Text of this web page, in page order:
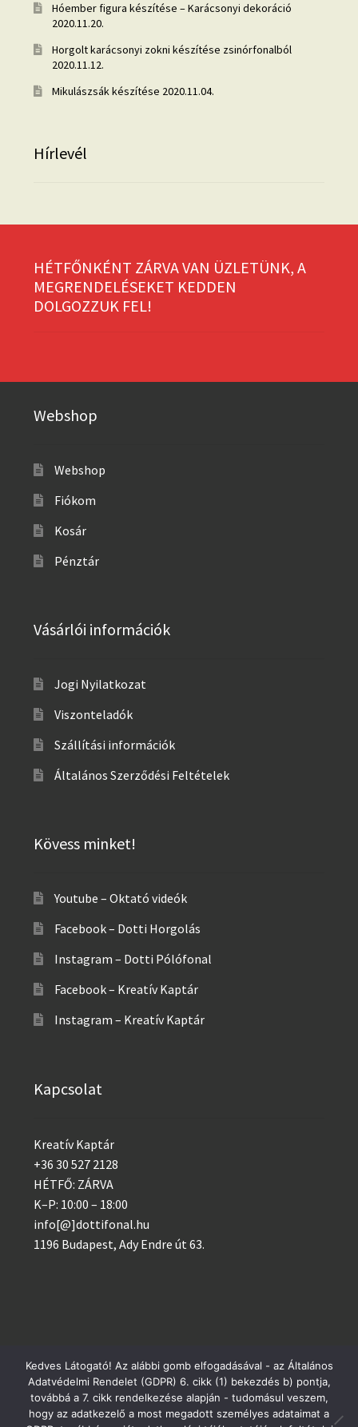
Postai csomagküldés szerdánként, GLS minden nap!
Bezárás
Hóember figura készítése – Karácsonyi dekoráció
2020.11.20.
Horgolt karácsonyi zokni készítése zsinórfonalból
2020.11.12.
Mikulászsák készítése 2020.11.04.
Hírlevél
HÉTFŐNKÉNT ZÁRVA VAN ÜZLETÜNK, A
MEGRENDELÉSEKET KEDDEN
DOLGOZZUK FEL!
Webshop
Webshop
Fiókom
Kosár
Pénztár
Vásárlói információk
Jogi Nyilatkozat
Viszonteladók
Szállítási információk
Általános Szerződési Feltételek
Kövess minket!
Youtube – Oktató videók
Facebook – Dotti Horgolás
Instagram – Dotti Pólófonal
Facebook – Kreatív Kaptár
Instagram – Kreatív Kaptár
Kapcsolat
Kreatív Kaptár
+36 30 527 2128
HÉTFŐ: ZÁRVA
K–P: 10:00 – 18:00
info[@]dottifonal.hu
1196 Budapest, Ady Endre út 63.
© 2014 - 2023 Kreatív Kaptár
Adatvédelem
Kedves Látogató! Az alábbi gomb elfogadásával - az Általános
Adatvédelmi Rendelet (GDPR) 6. cikk (1) bekezdés b) pontja,
továbbá a 7. cikk rendelkezése alapján - tudomásul veszem,
hogy az adatkezelő a most megadott személyes adataimat a